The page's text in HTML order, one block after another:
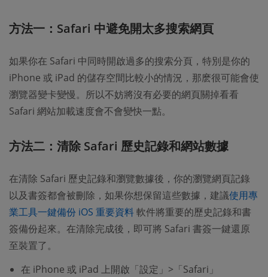
方法一：Safari 中避免開太多搜索網頁
如果你在 Safari 中同時開啟過多的搜索分頁，特別是你的
iPhone 或 iPad 的儲存空間比較小的情況，那麽很可能會使
瀏覽器變卡變慢。所以不妨將沒有必要的網頁關掉看看
Safari 網站加載速度會不會變快一點。
方法二：清除 Safari 歷史記錄和網站數據
在清除 Safari 歷史記錄和瀏覽數據後，你的瀏覽網頁記錄
以及書簽都會被刪除，如果你想保留這些數據，建議使用專
業工具一鍵備份 iOS 重要資料(opens new window)
軟件將重要的歷史記錄和書
簽備份起來。在清除完成後，即可將 Safari 書簽一鍵還原
至裝置了。
在 iPhone 或 iPad 上開啟「設定」>「Safari」